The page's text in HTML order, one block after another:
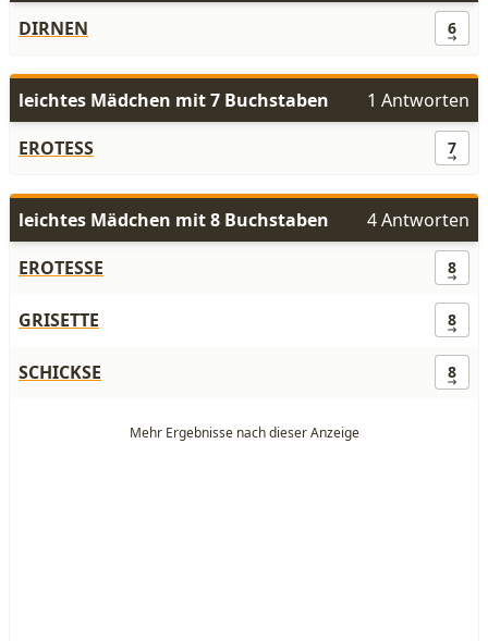
DIRNEN
6
leichtes Mädchen mit 7 Buchstaben
1 Antworten
EROTESS
7
leichtes Mädchen mit 8 Buchstaben
4 Antworten
EROTESSE
8
GRISETTE 8
SCHICKSE 8